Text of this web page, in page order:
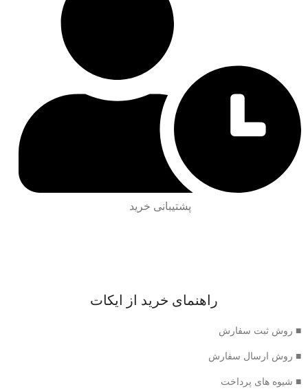
پشتیبانی خرید
راهنمای خرید از ایکات
■ روش ثبت سفارش
■ روش ارسال سفارش
■ شیوه های پرداخت